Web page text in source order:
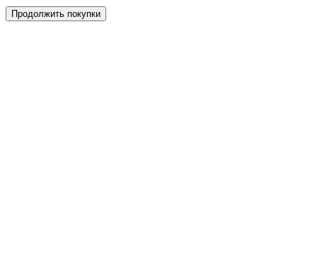
Продолжить покупки